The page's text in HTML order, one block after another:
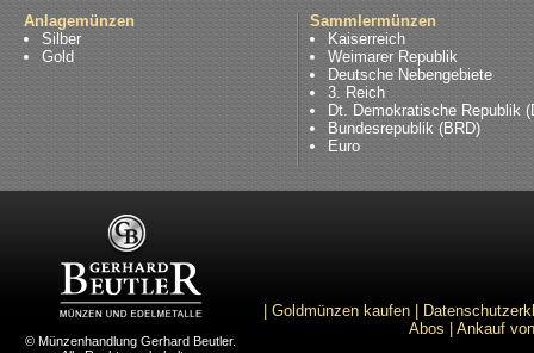
Anlagemünzen
Silber
Gold
Sammlermünzen
Kaiserreich
Weimarer Republik
Deutsche Nebengebiete
3. Reich
Dt. Demokratische Republik
Bundesrepublik (BRD)
Euro
© Münzenhandlung Gerhard Beutler.
Goldmünzen kaufen
Abos
Ankauf